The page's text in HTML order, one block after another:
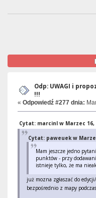
Odp: UWAGI i
!!!
« Odpowiedź #277 dnia:
Cytat: marcinl w Marzec 16,
Cytat: paweuek w
Mam jeszcze jedno
punktów - przy
istnieje tylko, że ma
już mozna zgłaszać do
bezpośrednio z mapy